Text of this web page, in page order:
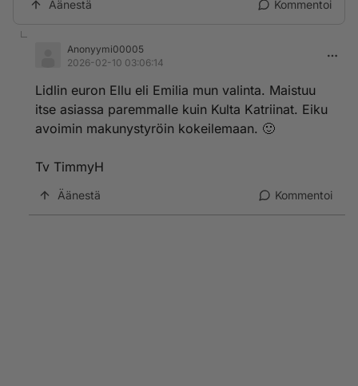
Äänestä Kommentoi
Anonyymi00005
2026-02-10 03:06:14
Lidlin euron Ellu eli Emilia mun valinta. Maistuu
itse asiassa paremmalle kuin Kulta Katriinat. Eiku
avoimin makunystyröin kokeilemaan. 🙂
Tv TimmyH
Äänestä Kommentoi